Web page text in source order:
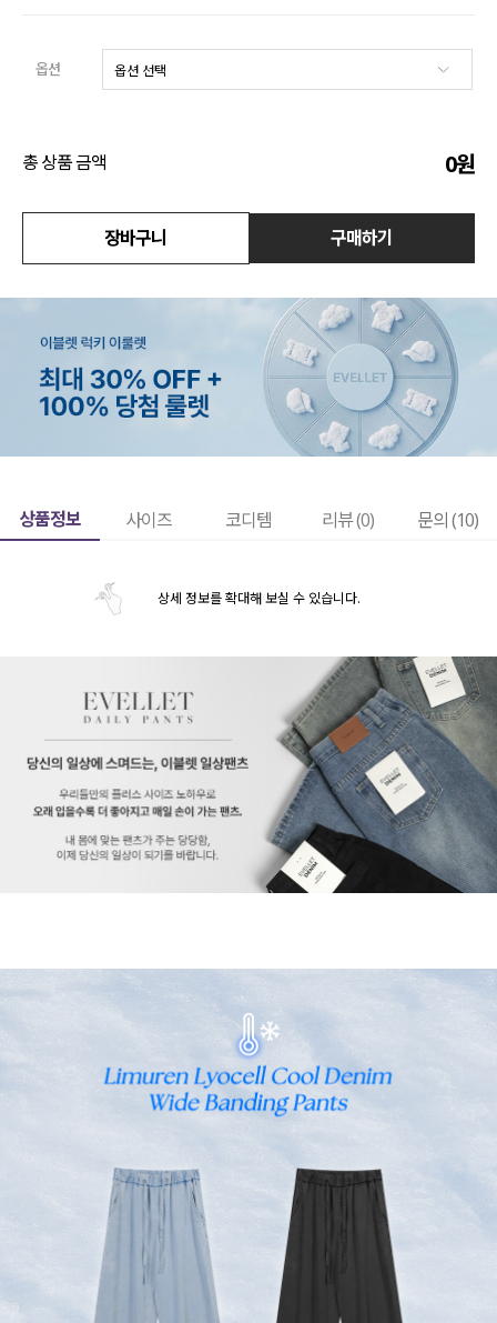
코디템
옵션
총 상품 금액 0원
장바구니 구매하기
상품정보 사이즈 코디템 리뷰 (0) 문의 (10)
상세 정보를 확대해 보실 수 있습니다.